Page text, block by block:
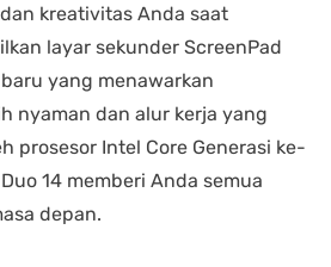
kreativitas Anda saat
layar sekunder ScreenPad
yang menawarkan
nyaman dan alur kerja yang
prosesor Intel Core Generasi ke-
14 memberi Anda semua
depan.